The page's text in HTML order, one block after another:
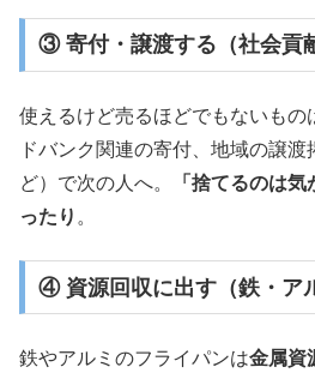
③ 寄付・譲渡する（社会貢
使えるけど売るほどでもないもの
ドバンク関連の寄付、地域の譲
ど）で次の人へ。
「捨てるのは
ったり 。
④ 資源回収に出す（鉄・ア
鉄やアルミのフライパンは金属資